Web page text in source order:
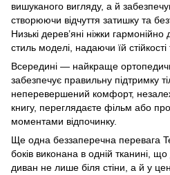
вишуканого вигляду, а й
створюючи відчуття затишку та
Низькі дерев’яні ніжки
стиль моделі, надаючи їй стійкості
Всередині — найкраще
забезпечує правильну підтримку
неперевершений комфорт,
книгу, переглядаєте фільм або
моментами відпочинку.
Ще одна беззаперечна перевага
боків виконана в одній тканині,
диван не лише біля стіни, а й у